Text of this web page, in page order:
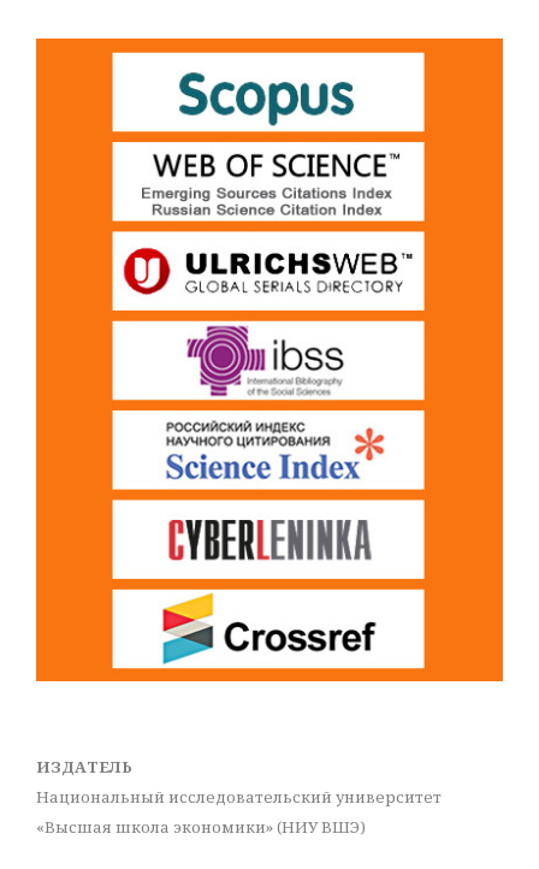
ИЗДАТЕЛЬ
Национальный исследовательский университет
«Высшая школа экономики» (НИУ ВШЭ)